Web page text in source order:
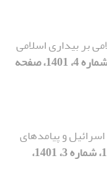
بر بیداری اسلامی
[دوره 11، شماره 4، 1401، صفحه
و پیامدهای
[دوره 11، شماره 3، 1401،